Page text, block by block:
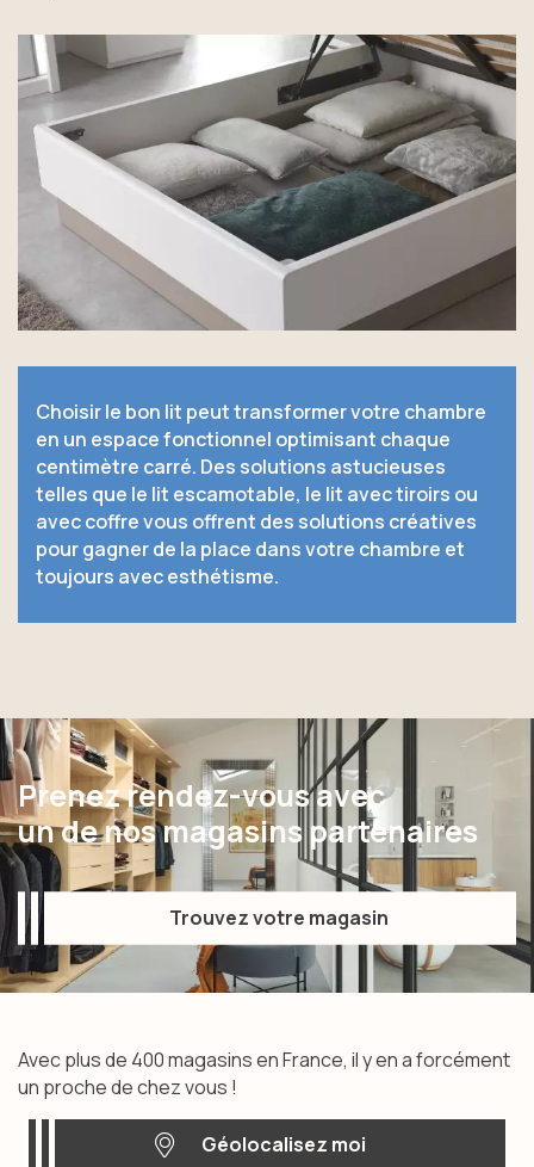
Choisir le bon lit peut transformer votre chambre
en un espace fonctionnel optimisant chaque
centimètre carré. Des solutions astucieuses
telles que le lit escamotable, le lit avec tiroirs ou
avec coffre vous offrent des solutions créatives
pour gagner de la place dans votre chambre et
toujours avec esthétisme.
Prenez rendez-vous avec
un de nos magasins partenaires
Trouvez votre magasin
Trouvez votre magasin
Avec plus de 400 magasins en France, il y en a forcément
un proche de chez vous !
Géolocalisez moi